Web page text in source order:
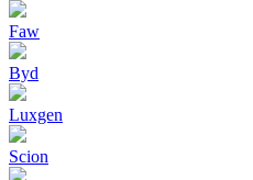
Faw
Byd
Luxgen
Scion